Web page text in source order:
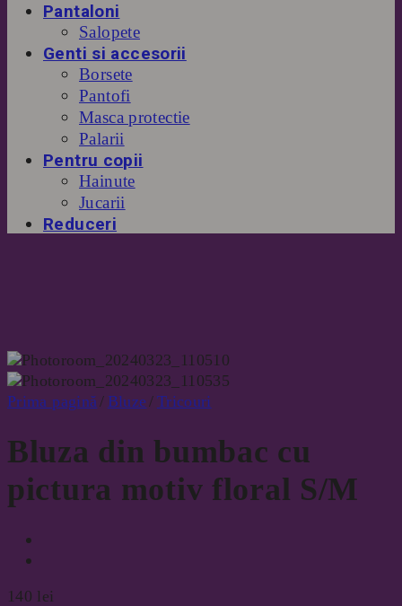
Pantaloni
Salopete
Genti si accesorii
Borsete
Pantofi
Masca protectie
Palarii
Pentru copii
Hainute
Jucarii
Reduceri
Prima pagină / Bluze / Tricouri
Bluza din bumbac cu
pictura motiv floral S/M
140 lei